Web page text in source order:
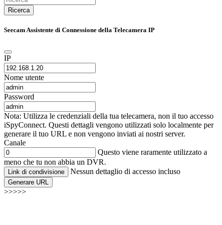
Ricerca
Seecam Assistente di Connessione della Telecamera IP
IP
Nome utente
Password
Nota: Utilizza le credenziali della tua telecamera, non il tuo accesso
iSpyConnect. Questi dettagli vengono utilizzati solo localmente per
generare il tuo URL e non vengono inviati ai nostri server.
Canale
Questo viene raramente utilizzato a
meno che tu non abbia un DVR.
Link di condivisione Nessun dettaglio di accesso incluso
Generare URL
>>>>>